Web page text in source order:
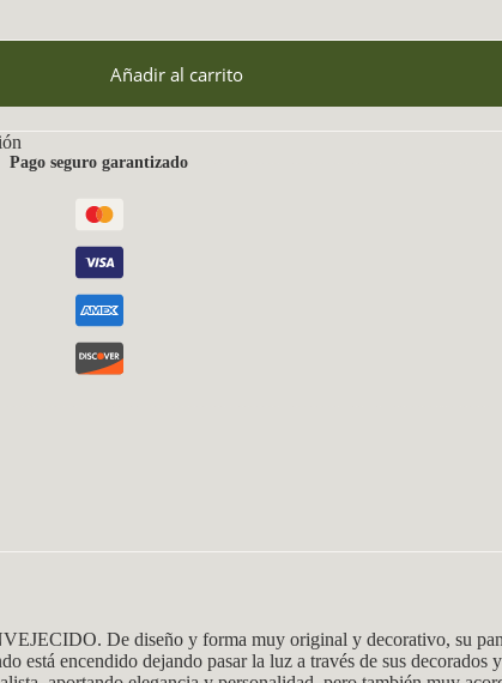
Añadir al carrito
Pago seguro garantizado
De diseño y forma muy original y decorativo, su
está encendido dejando pasar la luz a través de sus decorados